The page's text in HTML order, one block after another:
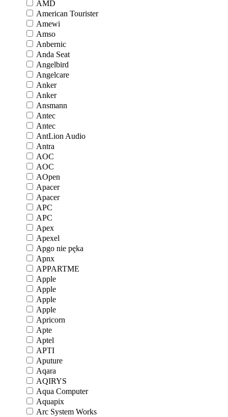
AMD
American Tourister
Amewi
Amso
Anbernic
Anda Seat
Angelbird
Angelcare
Anker
Anker
Ansmann
Antec
Antec
AntLion Audio
Antra
AOC
AOC
AOpen
Apacer
Apacer
APC
APC
Apex
Apexel
Apgo nie pęka
Apnx
APPARTME
Apple
Apple
Apple
Apple
Apricorn
Apte
Aptel
APTI
Aputure
Aqara
AQIRYS
Aqua Computer
Aquapix
Arc System Works